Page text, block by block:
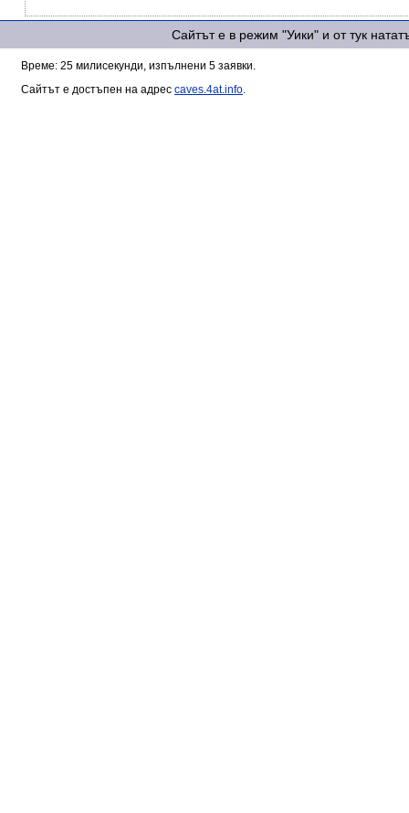
Сайтът е в режим "Уики" и от тук
Време: 25 милисекунди, изпълнени 5 заявки.
Сайтът е достъпен на адрес caves.4at.info.